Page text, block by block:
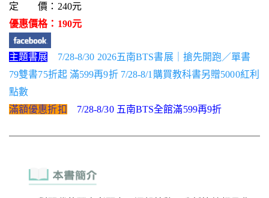
定 價：240元
優惠價格：190元
主題書展
7/28-8/30 2026五南BTS書展｜搶先開跑／單書
79雙書75折起 滿599再9折 7/28-8/1購買教科書另贈5000紅利
點數
滿額優惠折扣
7/28-8/30 五南BTS全館滿599再9折